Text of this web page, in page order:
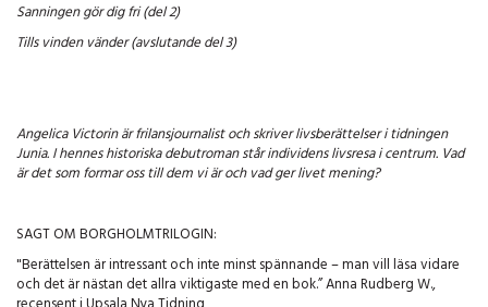
Sanningen gör dig fri (del 2)
Tills vinden vänder (avslutande del 3)
Angelica Victorin är frilansjournalist och skriver livsberättelser i tidningen
Junia. I hennes historiska debutroman står individens livsresa i centrum. Vad
är det som formar oss till dem vi är och vad ger livet mening?
SAGT OM BORGHOLMTRILOGIN:
"Berättelsen är intressant och inte minst spännande – man vill läsa vidare
och det är nästan det allra viktigaste med en bok.” Anna Rudberg W.,